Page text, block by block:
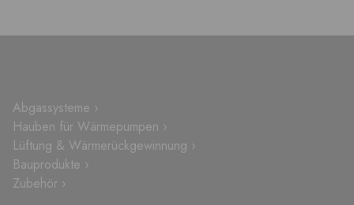
Abgassysteme ›
Hauben für Wärmepumpen ›
Lüftung & Wärmerückgewinnung ›
Bauprodukte ›
Zubehör ›